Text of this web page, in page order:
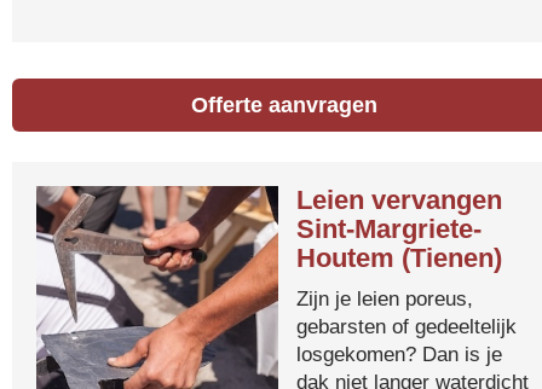
Offerte aanvragen
Leien vervangen
Sint-Margriete-
Houtem (Tienen)
Zijn je leien poreus,
gebarsten of gedeeltelijk
losgekomen? Dan is je
dak niet langer waterdicht